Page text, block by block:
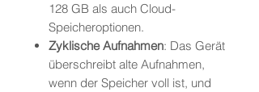
128 GB als auch Cloud-
Speicheroptionen.
Zyklische Aufnahmen: Das Gerät
überschreibt alte Aufnahmen,
wenn der Speicher voll ist, und